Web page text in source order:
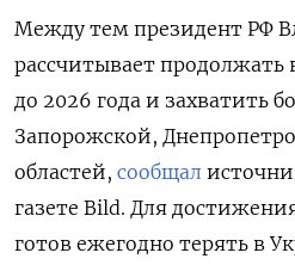
Между тем президент РФ
рассчитывает продолжать
до 2026 года и захватить
Запорожской,
областей, сообщал
газете Bild. Для
готов ежегодно терять в